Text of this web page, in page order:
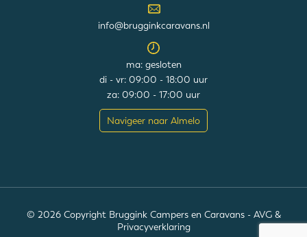
info@brugginkcaravans.nl
ma: gesloten
di - vr: 09:00 - 18:00 uur
za: 09:00 - 17:00 uur
Navigeer naar Almelo
© 2026 Copyright Bruggink Campers en Caravans - AVG &
Privacyverklaring